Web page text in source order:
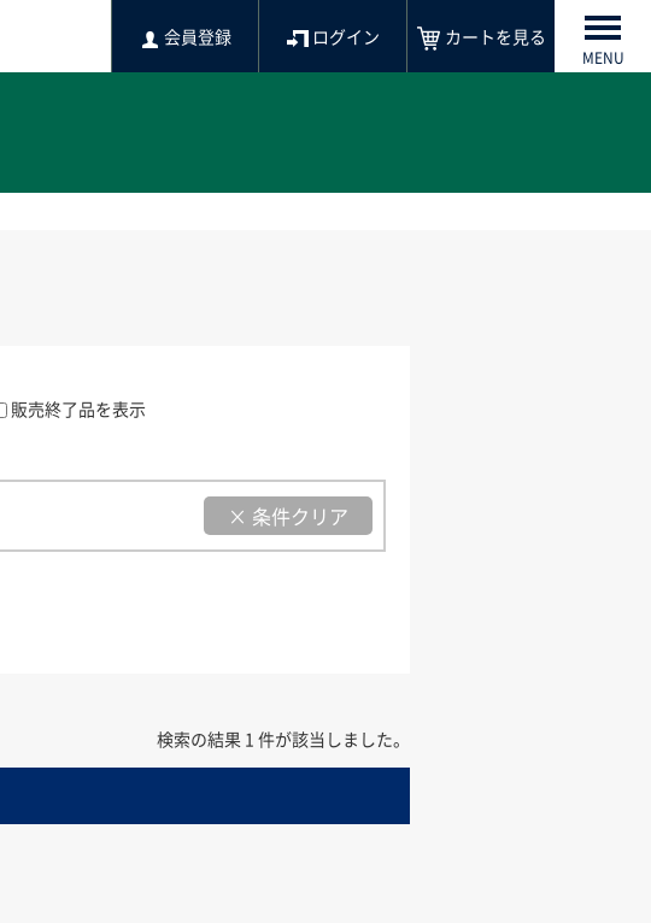
会員登録 ログイン カートを見る
MENU
販売終了品を表示
× 条件クリア
検索の結果 1 件が該当しました。